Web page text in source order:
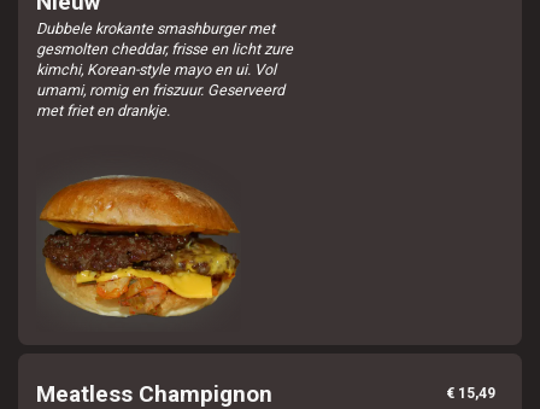
Dubbele krokante smashburger met
gesmolten cheddar, frisse en licht zure
kimchi, Korean-style mayo en ui. Vol
umami, romig en friszuur. Geserveerd
met friet en drankje.
Meatless Champignon
€ 15,49